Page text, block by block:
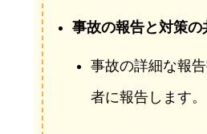
事故の報告と対策の
事故の詳細な報
者に報告します。